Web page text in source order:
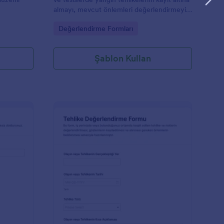
almayı, mevcut önlemleri değerlendirmeyi
kolaylaştırır.
Go to Category:
Değerlendirme Formları
Şablon Kullan